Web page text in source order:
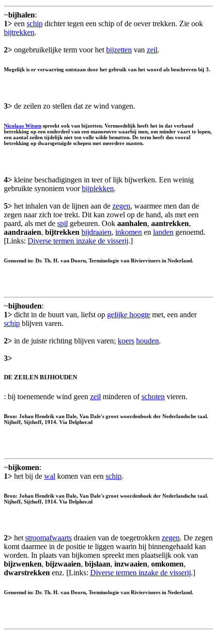
~bijhalen:
1> een schip dichter tegen een schip of de oever trekken. Zie ook
bijtrekken.
2> ongebruikelijke term voor hetbijzetten van zeil.
Mogelijk is er verwarring ontstaan door het gebruik van het woord als beschreven bij 3.
3> de zeilen zo stellen dat ze wind vangen.
Nicolaas Witsen spreekt ook van bijzetten. Vermoedelijk heeft het in dat verband
betrekking op een onderdeel van een manoeuvre waarbij men, om minder vaart te lopen,
een aantal zeilen tijdelijk niet ten volle wilde benutten. De term heeft dus vooral
betrekking op dwarsgetuigde schepen met meerdere masten.
4> kleine beschadigingen in teer of lijk bijwerken. Een weinig
gebruikte synoniem voorbijplekken.
5> het inhalen van de lijnen aan de zegen, waarmee men dan de
zegen naar zich toe trekt. Dit kan zowel op de hand, als met een
paard, als met de spil gebeuren. Ook aanhalen, aantrekken,
aandraaien, bijtrekken bijdraaien, inkomen en landen genoemd.
[Links: Diverse termen inzake de visserij.]
Genoemd in: Dr. Th. H. van Doorn, Terminologie van Riviervissers in Nederland.
~bijhouden:
1> dicht in de buurt van, liefst op gelijke hoogte met, een ander
schip blijven varen.
2> in de juiste richting blijven varen; koers houden.
3>
DE ZEILEN BIJHOUDEN
: bij toenemende wind geen zeil minderen ofschoten vieren.
Bron: Johan Hendrik van Dale, Van Dale's groot woordenboek der Nederlandsche taal.
Nijhoff, Sijthoff, 1914. Via Delpher.nl
~bijkomen:
1> het bij de wal komen van een schip.
Bron: Johan Hendrik van Dale, Van Dale's groot woordenboek der Nederlandsche taal.
Nijhoff, Sijthoff, 1914. Via Delpher.nl
2> hetstroomafwaarts draaien van de toegetrokken zegen. De zegen
komt daarmee in de positie te liggen waarin hij binnengehaald kan
worden. In plaats van bijkomen spreekt men plaatselijk ook van
bijzwenken, bijzwaaien, bijslaan, inzwaaien, omkomen,
dwarstrekken enz. [Links: Diverse termen inzake de visserij.]
Genoemd in: Dr. Th. H. van Doorn, Terminologie van Riviervissers in Nederland.